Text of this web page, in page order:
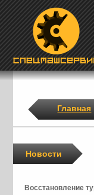
Главная
Новости
Восстановление